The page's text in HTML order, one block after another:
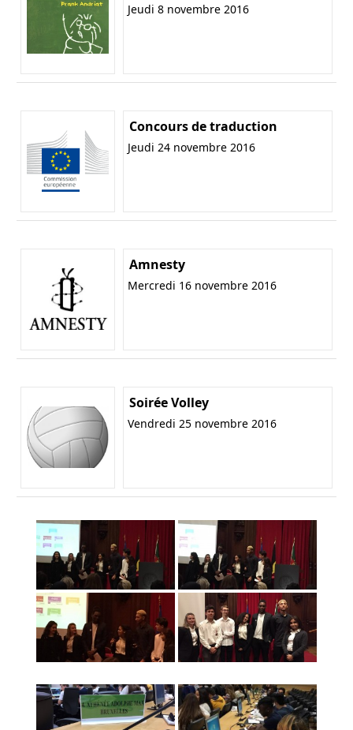
Jeudi 8 novembre 2016
Concours de traduction
Jeudi 24 novembre 2016
Amnesty
Mercredi 16 novembre 2016
Soirée Volley
Vendredi 25 novembre 2016